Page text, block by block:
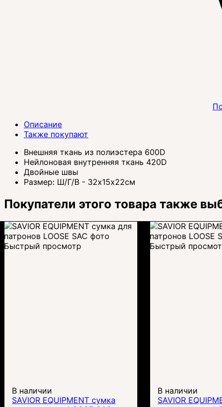
Описание
Также покупают
Внешняя ткань из полиэстера 600D
Нейлоновая внутренняя ткань 420D
Двойные швы
Размер: Ш/Г/В - 32х15х22см
Покупатели этого товара также
Быстрый просмотр
В наличии
SAVIOR EQUIPMENT сумка
Быстрый
В наличии
SAVIOR